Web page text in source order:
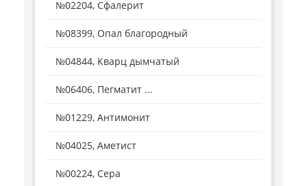
№02204, Сфалерит
№08399, Опал благородный
№04844, Кварц дымчатый
№06406, Пегматит ...
№01229, Антимонит
№04025, Аметист
№00224, Сера